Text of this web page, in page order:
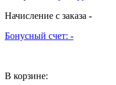
Начисление с заказа -
Бонусный счет: -
В корзине: